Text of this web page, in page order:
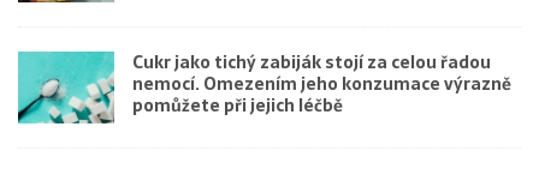
Cukr jako tichý zabiják stojí za celou řadou
nemocí. Omezením jeho konzumace výrazně
pomůžete při jejich léčbě